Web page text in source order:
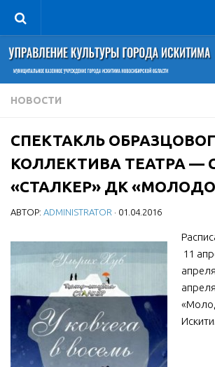
Управление
Руководитель
Сведения об организации
Книга почета культуры
Фотогалерея
Документы
Учредительные документы
Противодействие коррупции
Отчеты о деятельности
Учреждения культуры
МБУ Дом культуры «Молодость»
МБУ Дом культуры «Октябрь»
НОВОСТИ
СПЕКТАКЛЬ
КОЛЛЕКТИВА ТЕАТРА —
«СТАЛКЕР» ДК
АВТОР: ADMINISTRATOR · 01.04.2016
11